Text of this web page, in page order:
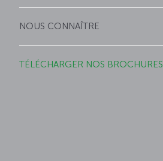
NOUS CONNAÎTRE
TÉLÉCHARGER NOS BROCHURES